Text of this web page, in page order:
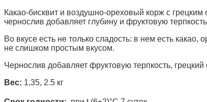
Какао-бисквит и воздушно-ореховый корж с
чернослив добавляет глубину и фруктовую
Во вкусе есть не только сладость: в нем есть
не слишком простым вкусом.
Чернослив добавляет фруктовую терпкость,
Вес: 1,35, 2.5 кг